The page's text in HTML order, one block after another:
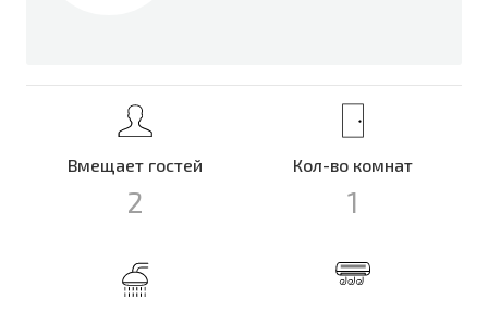
Вмещает гостей
2
Кол-во комнат
1